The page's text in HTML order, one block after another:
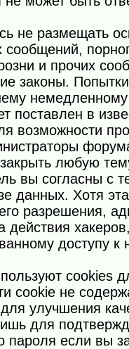
не размещать
сообщений,
и прочих
законы.
поставлен в
возможности
любую
вы согласны с
данных. Хотя
разрешения,
действия
доступу к
cookies
cookie не
улучшения
для
пароля если вы